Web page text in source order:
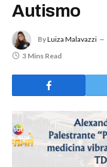
Autismo
ByLuiza Malavazzi
3 Mins Read